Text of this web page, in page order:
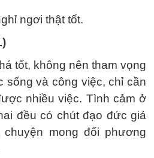
ngơi thật tốt.
tốt, không nên tham vọng
sống và công việc, chỉ cần
nhiều việc. Tình cảm ở
đều có chút đạo đức giả
mong đối phương